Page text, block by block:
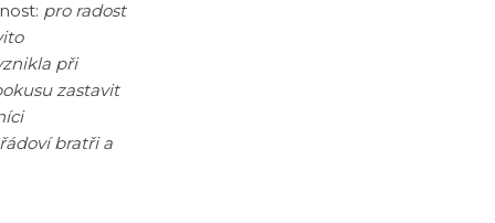
pro radost
při
zastavit
bratři a